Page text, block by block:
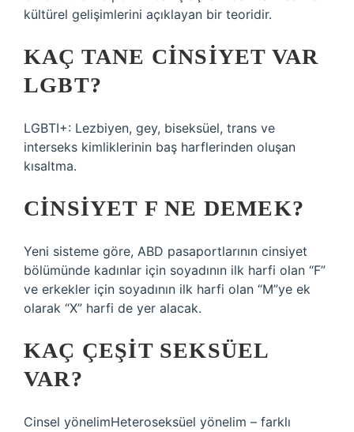
kültürel gelişimlerini açıklayan bir teoridir.
KAÇ TANE CINSIYET VAR
LGBT?
LGBTI+: Lezbiyen, gey, biseksüel, trans ve
interseks kimliklerinin baş harflerinden oluşan
kısaltma.
CINSIYET F NE DEMEK?
Yeni sisteme göre, ABD pasaportlarının cinsiyet
bölümünde kadınlar için soyadının ilk harfi olan “F”
ve erkekler için soyadının ilk harfi olan “M”ye ek
olarak “X” harfi de yer alacak.
KAÇ ÇEŞIT SEKSÜEL
VAR?
Cinsel yönelimHeteroseksüel yönelim – farklı